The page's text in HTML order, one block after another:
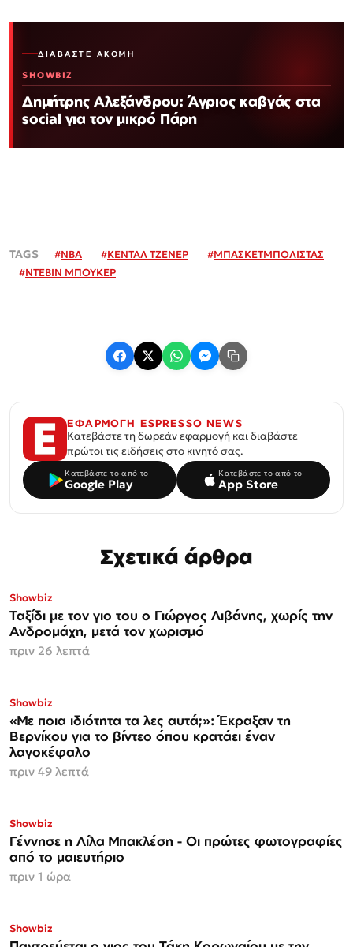
ΔΙΑΒΆΣΤΕ ΑΚΌΜΗ
SHOWBIZ
Δημήτρης Αλεξάνδρου: Άγριος καβγάς στα
social για τον μικρό Πάρη
#NBA #ΚΕΝΤΑΛ ΤΖΕΝΕΡ #ΜΠΑΣΚΕΤΜΠΟΛΙΣΤΑΣ
#ΝΤΕΒΙΝ ΜΠΟΥΚΕΡ
ΕΦΑΡΜΟΓΗ ESPRESSO NEWS
Κατεβάστε τη δωρεάν εφαρμογή και διαβάστε
πρώτοι τις ειδήσεις στο κινητό σας.
Κατεβάστε το από το
Google Play
Κατεβάστε το από το
App Store
Σχετικά άρθρα
Showbiz
Ταξίδι με τον γιο του ο Γιώργος Λιβάνης, χωρίς την
Ανδρομάχη, μετά τον χωρισμό
πριν 26 λεπτά
Showbiz
«Με ποια ιδιότητα τα λες αυτά;»: Έκραξαν τη
Βερνίκου για το βίντεο όπου κρατάει έναν
λαγοκέφαλο
πριν 49 λεπτά
Showbiz
Γέννησε η Λίλα Μπακλέση - Οι πρώτες φωτογραφίες
από το μαιευτήριο
πριν 1 ώρα
ΑΠΟΚΛΕΙΣΤΙΚΟ
Showbiz